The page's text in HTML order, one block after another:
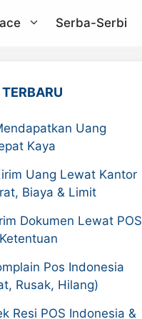
Serba-Serbi
Uang
Kaya
Uang Lewat Kantor
Biaya & Limit
Dokumen Lewat POS
Pos Indonesia
Rusak, Hilang)
Resi POS Indonesia &